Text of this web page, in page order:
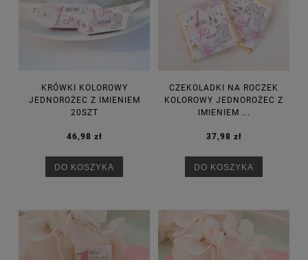
KRÓWKI KOLOROWY
JEDNOROŻEC Z IMIENIEM
20SZT
46,98 zł
DO KOSZYKA
CZEKOLADKI NA ROCZEK
KOLOROWY JEDNOROŻEC Z
IMIENIEM ...
37,98 zł
DO KOSZYKA